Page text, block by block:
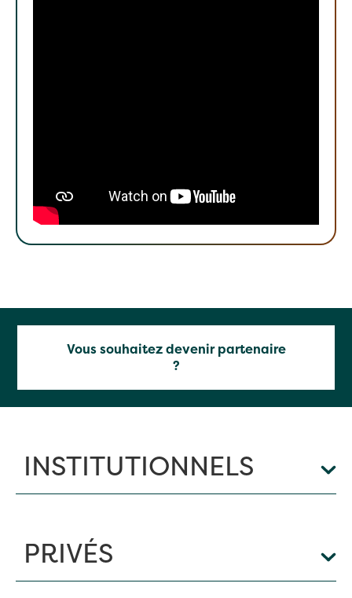
Vous souhaitez devenir partenaire
?
INSTITUTIONNELS
PRIVÉS